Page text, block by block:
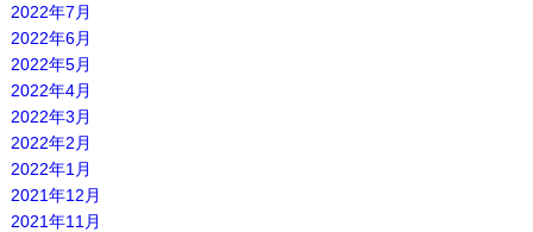
2022年7月
2022年6月
2022年5月
2022年4月
2022年3月
2022年2月
2022年1月
2021年12月
2021年11月